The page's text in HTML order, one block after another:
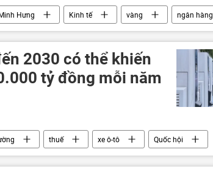
Hưng Kinh tế vàng
ngân hàng
quản lý thị trường
2030 có thể khiến
tỷ đồng mỗi năm
thuế xe ô-tô
Quốc hội